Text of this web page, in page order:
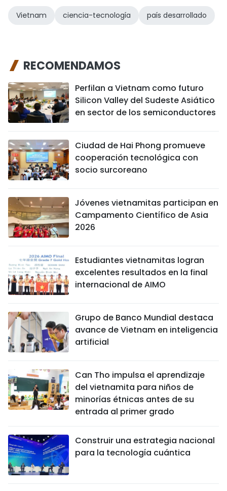
Vietnam ciencia-tecnología país desarrollado
RECOMENDAMOS
Perfilan a Vietnam como futuro
Silicon Valley del Sudeste Asiático
en sector de los semiconductores
Ciudad de Hai Phong promueve
cooperación tecnológica con
socio surcoreano
Jóvenes vietnamitas participan en
Campamento Científico de Asia
2026
Estudiantes vietnamitas logran
excelentes resultados en la final
internacional de AIMO
Grupo de Banco Mundial destaca
avance de Vietnam en inteligencia
artificial
Can Tho impulsa el aprendizaje
del vietnamita para niños de
minorías étnicas antes de su
entrada al primer grado
Construir una estrategia nacional
para la tecnología cuántica